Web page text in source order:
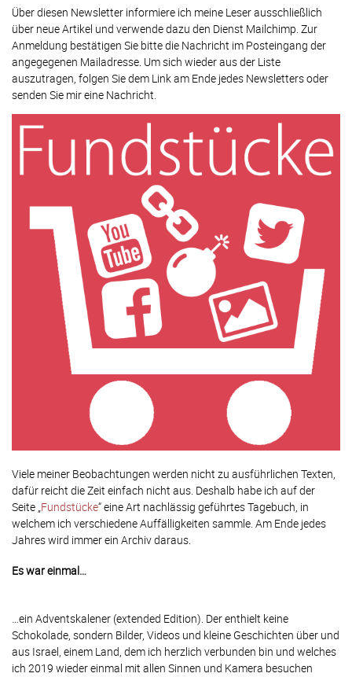
Über diesen Newsletter informiere ich meine Leser ausschließlich
über neue Artikel und verwende dazu den Dienst Mailchimp. Zur
Anmeldung bestätigen Sie bitte die Nachricht im Posteingang der
angegegenen Mailadresse. Um sich wieder aus der Liste
auszutragen, folgen Sie dem Link am Ende jedes Newsletters oder
senden Sie mir eine Nachricht.
Viele meiner Beobachtungen werden nicht zu ausführlichen Texten,
dafür reicht die Zeit einfach nicht aus. Deshalb habe ich auf der
Seite „Fundstücke“ eine Art nachlässig geführtes Tagebuch, in
welchem ich verschiedene Auffälligkeiten sammle. Am Ende jedes
Jahres wird immer ein Archiv daraus.
Es war einmal…
…ein Adventskalener (extended Edition). Der enthielt keine
Schokolade, sondern Bilder, Videos und kleine Geschichten über und
aus Israel, einem Land, dem ich herzlich verbunden bin und welches
ich 2019 wieder einmal mit allen Sinnen und Kamera besuchen